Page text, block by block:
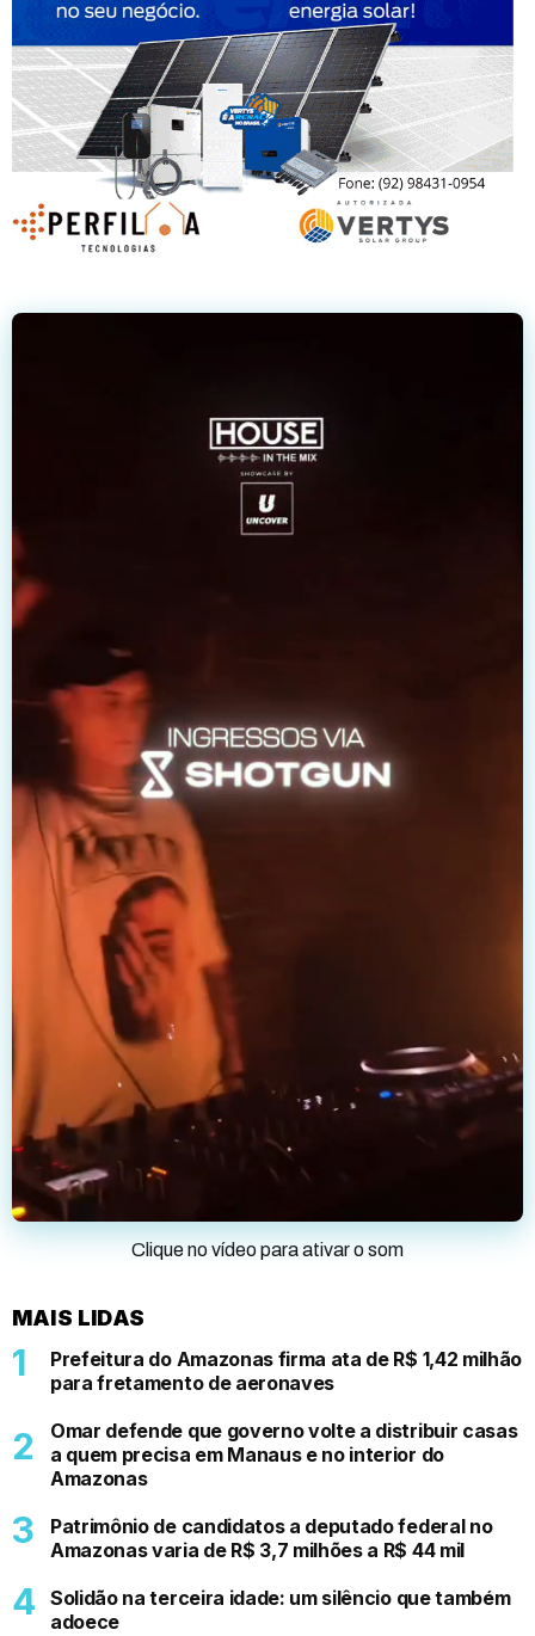
Clique no vídeo para ativar o som
MAIS LIDAS
Prefeitura do Amazonas firma ata de R$ 1,42 milhão
para fretamento de aeronaves
Omar defende que governo volte a distribuir casas
a quem precisa em Manaus e no interior do
Amazonas
Patrimônio de candidatos a deputado federal no
Amazonas varia de R$ 3,7 milhões a R$ 44 mil
Solidão na terceira idade: um silêncio que também
adoece